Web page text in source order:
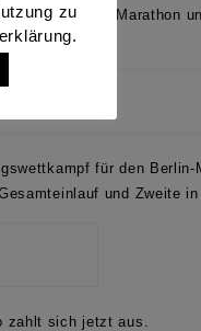
für den Berlin Marathon
für den Berlin-
und Zweite in
zahlt sich jetzt aus.
zu